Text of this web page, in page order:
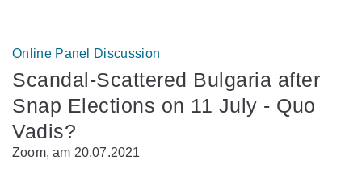
Online Panel Discussion
Scandal-Scattered Bulgaria after
Snap Elections on 11 July - Quo
Vadis?
Zoom, am 20.07.2021